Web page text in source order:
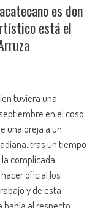
es don
está el
tuviera una
en el coso
una oreja a un
tras un tiempo
complicada
oficial los
y de esta